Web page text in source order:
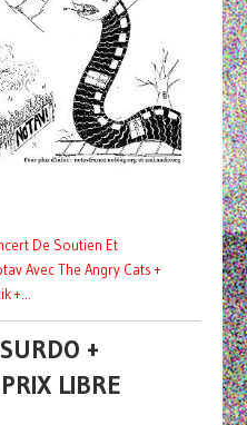
De Soutien Et
Avec The Angry Cats +
+...
+
LIBRE